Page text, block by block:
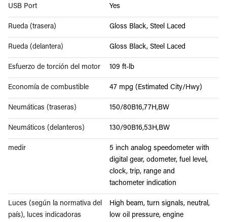
USB Port Yes
Rueda (trasera) Gloss Black, Steel Laced
Rueda (delantera) Gloss Black, Steel Laced
Esfuerzo de torción del motor 109 ft-lb
Economía de combustible 47 mpg (Estimated City/Hwy)
Neumáticas (traseras) 150/80B16,77H,BW
Neumáticos (delanteros) 130/90B16,53H,BW
medir
5 inch analog speedometer with
digital gear, odometer, fuel level,
clock, trip, range and
tachometer indication
Luces (según la normativa del
país), luces indicadoras
High beam, turn signals, neutral,
low oil pressure, engine